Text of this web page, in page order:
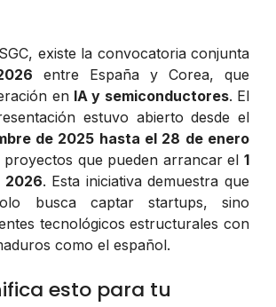
existe la convocatoria conjunta
entre España y Corea, que
en IA y semiconductores. El
estuvo abierto desde el
de 2025 hasta el 28 de enero
proyectos que pueden arrancar el 1
2026. Esta iniciativa demuestra que
busca captar startups, sino
tecnológicos estructurales con
como el español.
esto para tu